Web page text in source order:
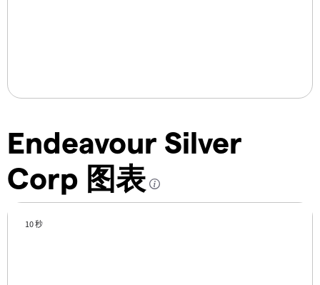
Endeavour Silver
Corp 图表
10 秒